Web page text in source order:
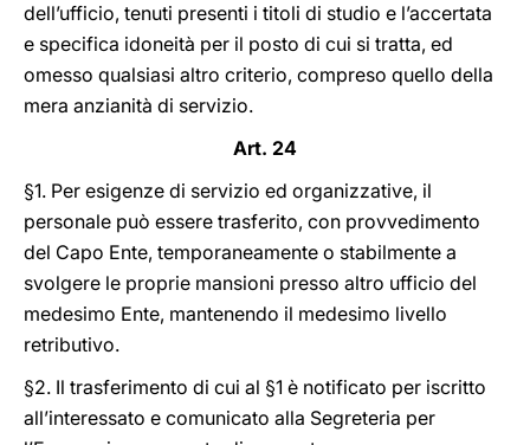
dell’ufficio, tenuti presenti i titoli di studio e l’accertata
e specifica idoneità per il posto di cui si tratta, ed
omesso qualsiasi altro criterio, compreso quello della
mera anzianità di servizio.
Art. 24
§1. Per esigenze di servizio ed organizzative, il
personale può essere trasferito, con provvedimento
del Capo Ente, temporaneamente o stabilmente a
svolgere le proprie mansioni presso altro ufficio del
medesimo Ente, mantenendo il medesimo livello
retributivo.
§2. Il trasferimento di cui al §1 è notificato per iscritto
all’interessato e comunicato alla Segreteria per